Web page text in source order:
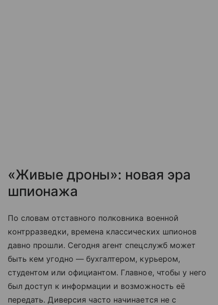
«Живые дроны»: новая эра
шпионажа
По словам отставного полковника военной
контрразведки, времена классических шпионов
давно прошли. Сегодня агент спецслужб может
быть кем угодно — бухгалтером, курьером,
студентом или официантом. Главное, чтобы у него
был доступ к информации и возможность её
передать. Диверсия часто начинается не с